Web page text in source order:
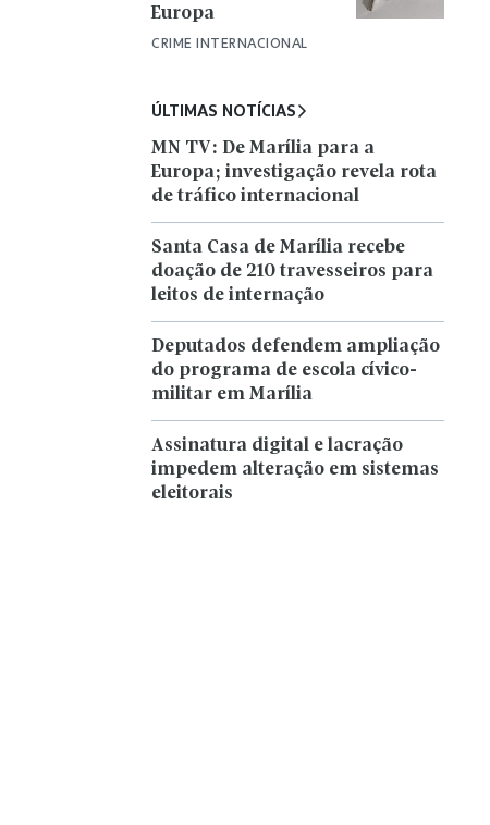
CRIME INTERNACIONAL
Europa
ÚLTIMAS NOTÍCIAS
MN TV: De Marília para a
Europa; investigação revela rota
de tráfico internacional
Santa Casa de Marília recebe
doação de 210 travesseiros para
leitos de internação
Deputados defendem ampliação
do programa de escola cívico-
militar em Marília
Assinatura digital e lacração
impedem alteração em sistemas
eleitorais